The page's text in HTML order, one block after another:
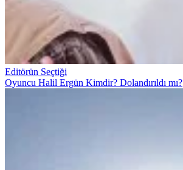
Editörün Seçtiği
Oyuncu Halil Ergün Kimdir? Dolandırıldı mı?